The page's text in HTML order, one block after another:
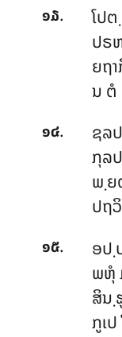
໑໓.
ໂປ
ປຣ
ຍຖ
ນ
໑໔.
ຊລ
ກຸລ
ພ຺ຍ
ປຖ
໑໕.
ອປ຺
ພຫຸໍ
ສິນ຺
ກູເ